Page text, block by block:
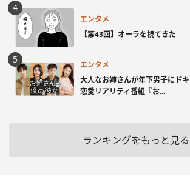
エンタメ
【第43回】オーラを視てきた
エンタメ
大人なお姉さんが年下男子に
恋愛リアリティ番組『お...
ランキングをもっと見る